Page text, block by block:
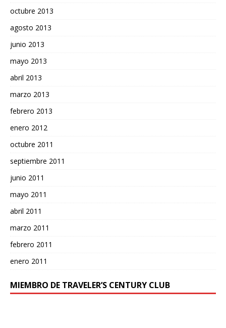
octubre 2013
agosto 2013
junio 2013
mayo 2013
abril 2013
marzo 2013
febrero 2013
enero 2012
octubre 2011
septiembre 2011
junio 2011
mayo 2011
abril 2011
marzo 2011
febrero 2011
enero 2011
MIEMBRO DE TRAVELER’S CENTURY CLUB